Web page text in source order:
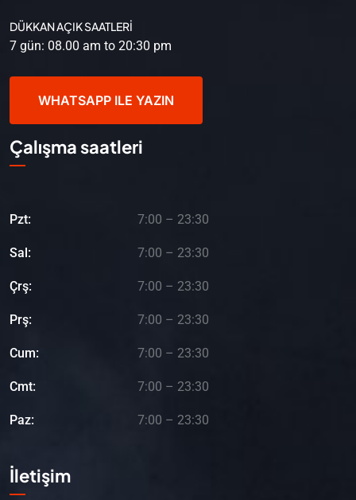
DÜKKAN AÇIK SAATLERİ
7 gün: 08.00 am to 20:30 pm
WHATSAPP ILE YAZIN
Çalışma saatleri
Pzt: 7:00 – 23:30
Sal: 7:00 – 23:30
Çrş: 7:00 – 23:30
Prş: 7:00 – 23:30
Cum: 7:00 – 23:30
Cmt: 7:00 – 23:30
Paz: 7:00 – 23:30
İletişim